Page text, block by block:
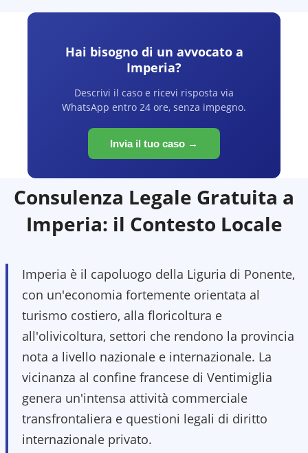
Hai bisogno di un avvocato a
Imperia?
Descrivi il caso e ricevi risposta via
WhatsApp entro 24 ore, senza impegno.
Invia il tuo caso →
Consulenza Legale Gratuita a
Imperia: il Contesto Locale
Imperia è il capoluogo della Liguria di Ponente,
con un'economia fortemente orientata al
turismo costiero, alla floricoltura e
all'olivicoltura, settori che rendono la provincia
nota a livello nazionale e internazionale. La
vicinanza al confine francese di Ventimiglia
genera un'intensa attività commerciale
transfrontaliera e questioni legali di diritto
internazionale privato.